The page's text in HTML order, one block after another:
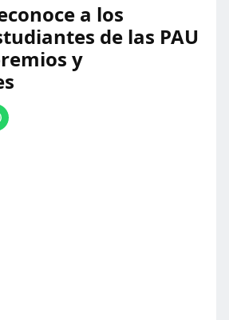
a los
de las PAU
y